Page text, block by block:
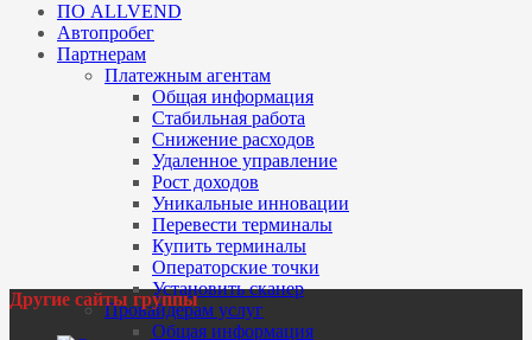
ПО ALLVEND
Автопробег
Партнерам
Платежным агентам
Общая информация
Стабильная работа
Снижение расходов
Удаленное управление
Рост доходов
Уникальные инновации
Перевести терминалы
Купить терминалы
Операторские точки
Установить сканер
Провайдерам услуг
Общая информация
Другие сайты группы